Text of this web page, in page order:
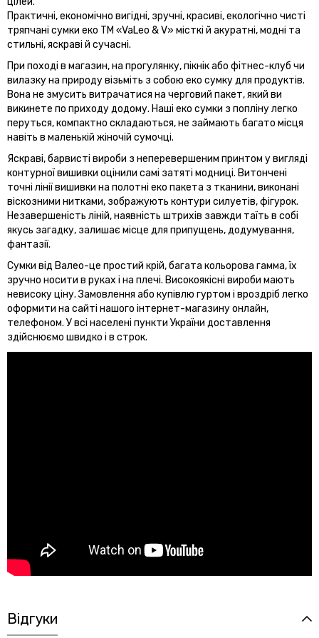
Практичні, економічно вигідні, зручні, красиві, екологічно чисті
тряпчані сумки еко ТМ «VaLeo & V» місткі й акуратні, модні та
стильні, яскраві й сучасні.
При поході в магазин, на прогулянку, пікнік або фітнес-клуб чи
вилазку на природу візьміть з собою еко сумку для продуктів.
Вона не змусить витрачатися на черговий пакет, який ви
викинете по приходу додому. Наші еко сумки з попліну легко
перуться, компактно складаються, не займають багато місця
навіть в маленькій жіночій сумочці.
Яскраві, барвисті вироби з неперевершеним принтом у вигляді
контурної вишивки оцінили самі затяті модниці. Витончені
точні лінії вишивки на полотні еко пакета з тканини, виконані
віскозними нитками, зображують контури силуетів, фігурок.
Незавершеність ліній, наявність штрихів завжди таїть в собі
якусь загадку, залишає місце для припущень, додумування,
фантазії.
Сумки від Валео-це простий крій, багата кольорова гамма, їх
зручно носити в руках і на плечі. Високоякісні вироби мають
невисоку ціну. Замовлення або купівлю гуртом і вроздріб легко
оформити на сайті нашого інтернет-магазину онлайн,
телефоном. У всі населені пункти України доставлення
здійснюємо швидко і в строк.
Відгуки